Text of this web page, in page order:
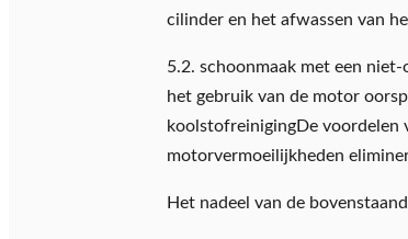
cilinder en het afwassen van
5.2. schoonmaak met een
het gebruik van de motor
koolstofreinigingDe voordelen
motorvermoeilijkheden
Het nadeel van de